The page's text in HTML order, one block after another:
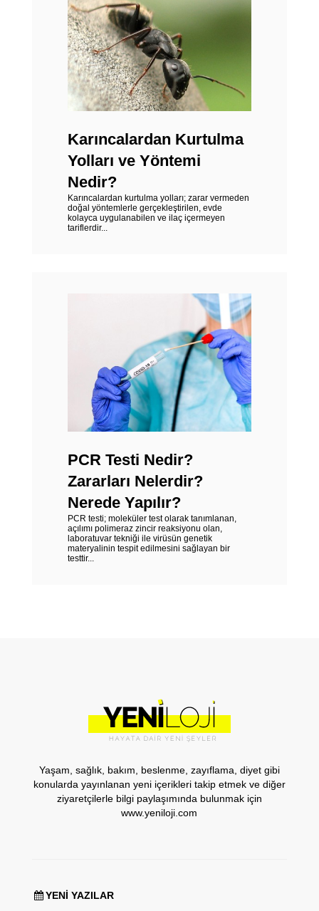
Karıncalardan Kurtulma
Yolları ve Yöntemi
Nedir?
Karıncalardan kurtulma yolları; zarar vermeden
doğal yöntemlerle gerçekleştirilen, evde
kolayca uygulanabilen ve ilaç içermeyen
tariflerdir...
PCR Testi Nedir?
Zararları Nelerdir?
Nerede Yapılır?
PCR testi; moleküler test olarak tanımlanan,
açılımı polimeraz zincir reaksiyonu olan,
laboratuvar tekniği ile virüsün genetik
materyalinin tespit edilmesini sağlayan bir
testtir...
Yaşam, sağlık, bakım, beslenme, zayıflama, diyet gibi
konularda yayınlanan yeni içerikleri takip etmek ve diğer
ziyaretçilerle bilgi paylaşımında bulunmak için
www.yeniloji.com
YENI YAZILAR